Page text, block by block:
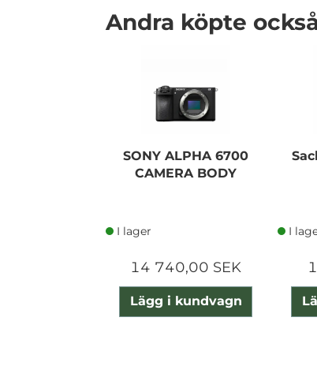
Andra köpte
SONY ALPHA 6700
CAMERA BODY
I lager
14 740,00 SEK
Lägg i kundvagn
I